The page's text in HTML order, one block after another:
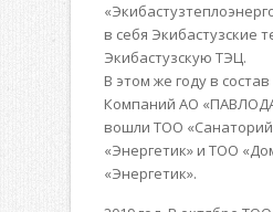
в себя Экибастузские
Экибастузскую ТЭЦ.
В этом же году в
Компаний АО
вошли ТОО
«Энергетик» и ТОО
«Энергетик».